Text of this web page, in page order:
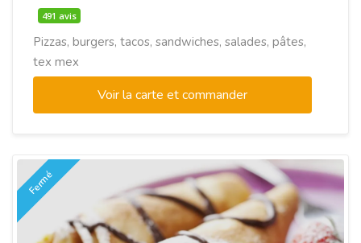
491 avis
Pizzas, burgers, tacos, sandwiches, salades, pâtes,
tex mex
Voir la carte et commander
Fermé